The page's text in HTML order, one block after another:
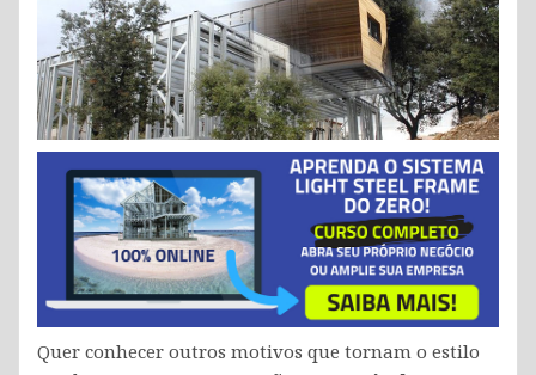
Quer conhecer outros motivos que tornam o estilo